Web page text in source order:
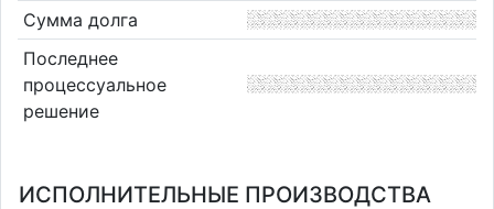
Сумма долга
Последнее
процессуальное
решение
ИСПОЛНИТЕЛЬНЫЕ ПРОИЗВОДСТВА